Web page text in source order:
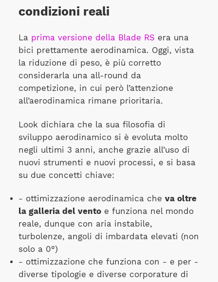
condizioni reali
La prima versione della Blade RS era una
bici prettamente aerodinamica. Oggi, vista
la riduzione di peso, è più corretto
considerarla una all-round da
competizione, in cui però l’attenzione
all’aerodinamica rimane prioritaria.
Look dichiara che la sua filosofia di
sviluppo aerodinamico si è evoluta molto
negli ultimi 3 anni, anche grazie all’uso di
nuovi strumenti e nuovi processi, e si basa
su due concetti chiave:
- ottimizzazione aerodinamica che va oltre
la galleria del ventoe funziona nel mondo
reale, dunque con aria instabile,
turbolenze, angoli di imbardata elevati (non
solo a 0°)
- ottimizzazione che funziona con - e per -
diverse tipologie e diverse corporature di